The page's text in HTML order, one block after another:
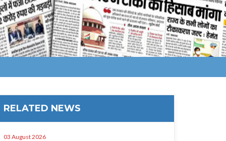
RELATED NEWS
03 August 2026